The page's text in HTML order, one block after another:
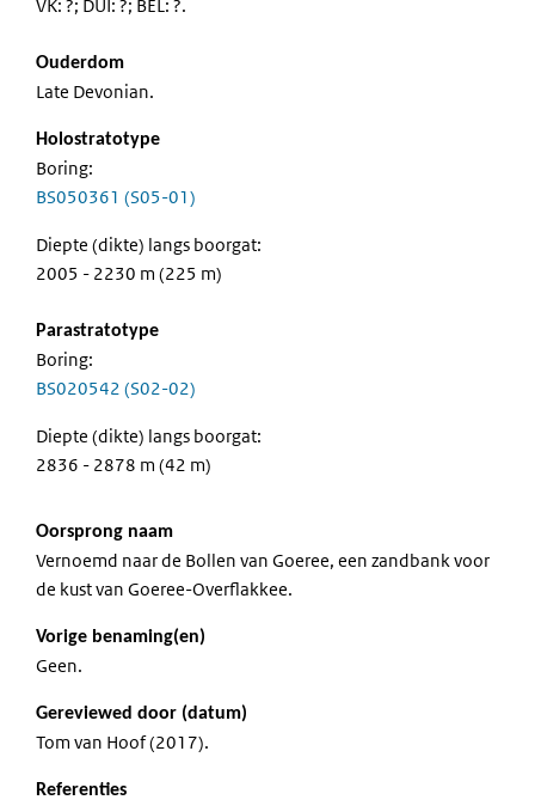
VK: ?; DUI: ?; BEL: ?.
Ouderdom
Late Devonian.
Holostratotype
Boring:
BS050361 (S05-01)
Diepte (dikte) langs boorgat:
2005 - 2230 m (225 m)
Parastratotype
Boring:
BS020542 (S02-02)
Diepte (dikte) langs boorgat:
2836 - 2878 m (42 m)
Oorsprong naam
Vernoemd naar de Bollen van Goeree, een zandbank voor
de kust van Goeree-Overflakkee.
Vorige benaming(en)
Geen.
Gereviewed door (datum)
Tom van Hoof (2017).
Referenties